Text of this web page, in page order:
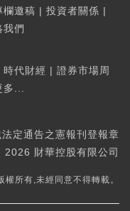
欄邀稿 | 投資者關係 |
我們
時代財經 | 證券市場周
多...
定通告之憲報刊登報章
財華控股有限公司
權所有,未經同意不得轉載。